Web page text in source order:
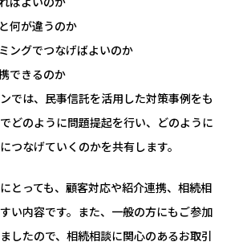
何が違うのか
ングでつなげばよいのか
できるのか
では、民事信託を活用した対策事例をも
どのように問題提起を行い、どのように
つなげていくのかを共有します。
とっても、顧客対応や紹介連携、相続相
い内容です。また、一般の方にもご参加
したので、相続相談に関心のあるお取引